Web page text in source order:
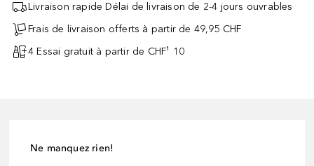
Livraison rapide Délai de livraison de 2-4 jours ouvrables
Frais de livraison offerts à partir de 49,95 CHF
4 Essai gratuit à partir de CHF¹ 10
Ne manquez rien!